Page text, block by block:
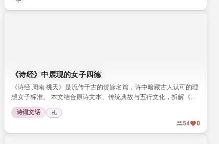
《诗经》中展现的女子四德
《诗经·周南·桃夭》是流传千古的贺嫁名篇，诗中暗藏古人认可的理
想女子标准。 本文结合原诗文本、传统典故与五行文化，拆解《桃
夭》中提到的女子四德内涵，带你读懂传统婚恋文化中的女性品德
要求。
诗词文话 礼
54 0